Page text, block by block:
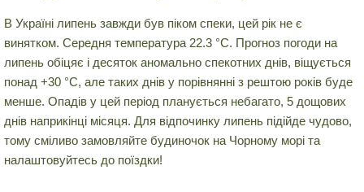
В Україні липень завжди був піком спеки, цей рік не є
винятком. Середня температура 22.3 °C. Прогноз погоди на
липень обіцяє і десяток аномально спекотних днів, віщується
понад +30 °C, але таких днів у порівнянні з рештою років буде
менше. Опадів у цей період планується небагато, 5 дощових
днів наприкінці місяця. Для відпочинку липень підійде чудово,
тому сміливо замовляйте будиночок на Чорному морі та
налаштовуйтесь до поїздки!